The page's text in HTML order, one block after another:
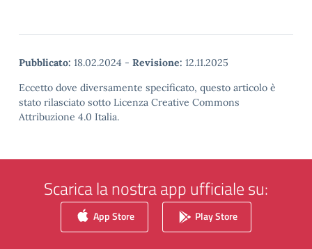
Pubblicato: 18.02.2024 - Revisione: 12.11.2025
Eccetto dove diversamente specificato, questo articolo è
stato rilasciato sotto Licenza Creative Commons
Attribuzione 4.0 Italia.
Scarica la nostra app ufficiale su:
App Store Play Store